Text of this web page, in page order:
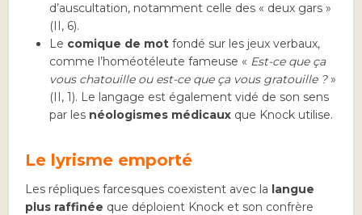
d’auscultation, notamment celle des « deux gars »
(II, 6).
Le comique de mot fondé sur les jeux verbaux,
comme l’homéotéleute fameuse « Est-ce que ça
vous chatouille ou est-ce que ça vous gratouille ?»
(II, 1). Le langage est également vidé de son sens
par les néologismes médicaux que Knock utilise.
Le lyrisme emporté
Les répliques farcesques coexistent avec la langue
plus raffinée que déploient Knock et son confrère